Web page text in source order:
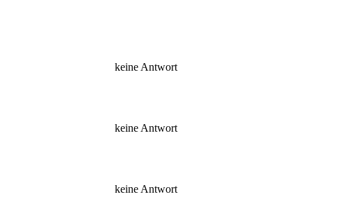
keine Antwort
keine Antwort
keine Antwort